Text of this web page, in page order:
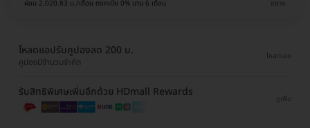
ผ่อน 2,020.83 บ./เดือน ดอกเบี้ย 0% นาน 6 เดือน ขยาย
โหลดแอปรับคูปองลด 200 บ.
คูปองมีจำนวนจำกัด
โหลดเลย
รับสิทธิพิเศษเพิ่มอีกด้วย HDmall Rewards
ดูเพิ่ม